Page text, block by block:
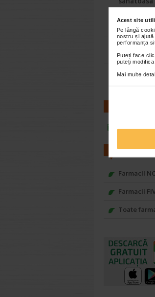
Acest site
Pe lângă
nostru și
performanța
Puteți face
puteți
Mai multe
Ce
potriveste
Adora –
din prima
Seturi
FARMACII
Farmacii
Farmacii
Toate